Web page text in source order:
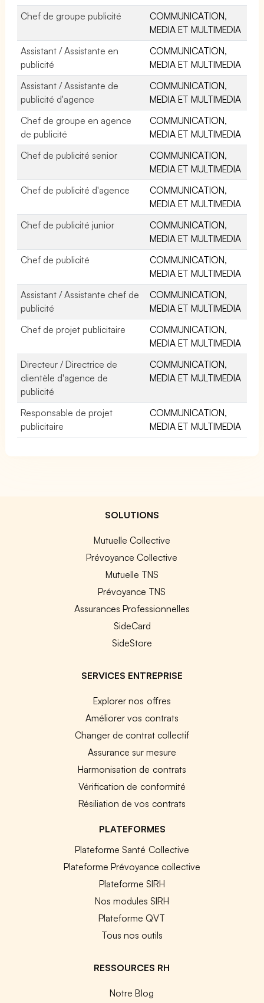
Chef de groupe publicité
COMMUNICATION,
MEDIA ET MULTIMEDIA
Assistant / Assistante en
publicité
COMMUNICATION,
MEDIA ET MULTIMEDIA
Assistant / Assistante de
publicité d'agence
COMMUNICATION,
MEDIA ET MULTIMEDIA
Chef de groupe en agence
de publicité
COMMUNICATION,
MEDIA ET MULTIMEDIA
Chef de publicité senior
COMMUNICATION,
MEDIA ET MULTIMEDIA
Chef de publicité d'agence
COMMUNICATION,
MEDIA ET MULTIMEDIA
Chef de publicité junior
COMMUNICATION,
MEDIA ET MULTIMEDIA
Chef de publicité
COMMUNICATION,
MEDIA ET MULTIMEDIA
Assistant / Assistante chef de
publicité
COMMUNICATION,
MEDIA ET MULTIMEDIA
Chef de projet publicitaire
COMMUNICATION,
MEDIA ET MULTIMEDIA
Directeur / Directrice de
clientèle d'agence de
publicité
COMMUNICATION,
MEDIA ET MULTIMEDIA
Responsable de projet
publicitaire
COMMUNICATION,
MEDIA ET MULTIMEDIA
SOLUTIONS
Mutuelle Collective
Prévoyance Collective
Mutuelle TNS
Prévoyance TNS
Assurances Professionnelles
SideCard
SideStore
SERVICES ENTREPRISE
Explorer nos offres
Améliorer vos contrats
Changer de contrat collectif
Assurance sur mesure
Harmonisation de contrats
Vérification de conformité
Résiliation de vos contrats
PLATEFORMES
Plateforme Santé Collective
Plateforme Prévoyance collective
Plateforme SIRH
Nos modules SIRH
Plateforme QVT
Tous nos outils
RESSOURCES RH
Notre Blog